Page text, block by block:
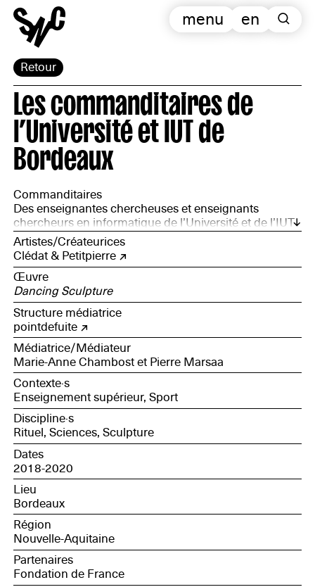
Retour
en
menu
Les commanditaires de
l’Université et IUT de
Bordeaux
Commanditaires
Des enseignantes chercheuses et enseignants
chercheurs en informatique de l’Université et de l’IUT
de Bordeaux
Artistes/Créateurices
Clédat & Petitpierre
Œuvre
Dancing Sculpture
Structure médiatrice
pointdefuite
Médiatrice/Médiateur
Marie-Anne Chambost et Pierre Marsaa
Contexte·s
Enseignement supérieur, Sport
Discipline·s
Rituel, Sciences, Sculpture
Dates
2018-2020
Lieu
Bordeaux
Région
Nouvelle-Aquitaine
Partenaires
Fondation de France